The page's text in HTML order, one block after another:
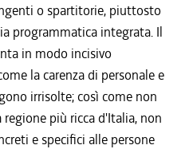
o spartitorie, piuttosto
programmatica integrata. Il
in modo incisivo
la carenza di personale e
irrisolte; così come non
più ricca d'Italia, non
e specifici alle persone